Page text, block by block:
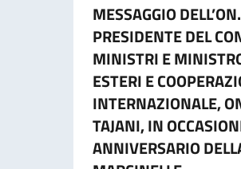
MESSAGGIO
PRESIDENTE DEL
MINISTRI E
ESTERI E
INTERNAZIONALE,
TAJANI, IN
ANNIVERSARIO